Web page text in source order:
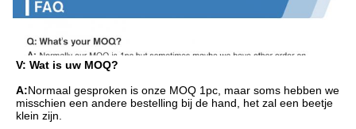
V: Wat is uw MOQ?
A:Normaal gesproken is onze MOQ 1pc, maar soms hebben we
misschien een andere bestelling bij de hand, het zal een beetje
klein zijn.